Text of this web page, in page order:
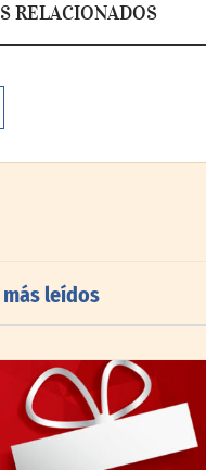
RELACIONADOS
prolongada,
de las infecciones
leídos